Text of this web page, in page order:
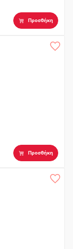
Προσθήκη
Προσθήκη